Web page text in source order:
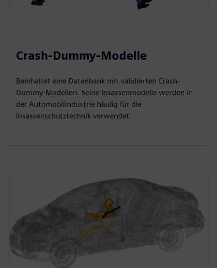
Crash-Dummy-Modelle
Beinhaltet eine Datenbank mit validierten Crash-
Dummy-Modellen. Seine Insassenmodelle werden in
der Automobilindustrie häufig für die
Insassenschutztechnik verwendet.